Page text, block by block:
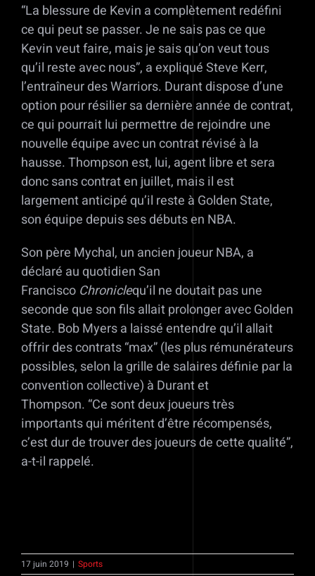
“La blessure de Kevin a complètement redéfini
ce qui peut se passer. Je ne sais pas ce que
Kevin veut faire, mais je sais qu’on veut tous
qu’il reste avec nous”, a expliqué Steve Kerr,
l’entraîneur des Warriors. Durant dispose d’une
option pour résilier sa dernière année de contrat,
ce qui pourrait lui permettre de rejoindre une
nouvelle équipe avec un contrat révisé à la
hausse. Thompson est, lui, agent libre et sera
donc sans contrat en juillet, mais il est
largement anticipé qu’il reste à Golden State,
son équipe depuis ses débuts en NBA.
Son père Mychal, un ancien joueur NBA, a
déclaré au quotidien San
Francisco Chroniclequ’il ne doutait pas une
seconde que son fils allait prolonger avec Golden
State. Bob Myers a laissé entendre qu’il allait
offrir des contrats “max” (les plus rémunérateurs
possibles, selon la grille de salaires définie par la
convention collective) à Durant et
Thompson. “Ce sont deux joueurs très
importants qui méritent d’être récompensés,
c’est dur de trouver des joueurs de cette qualité”,
a-t-il rappelé.
17 juin 2019 | Sports